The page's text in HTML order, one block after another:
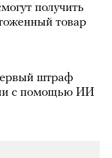
получить
товар
штраф
с помощью ИИ